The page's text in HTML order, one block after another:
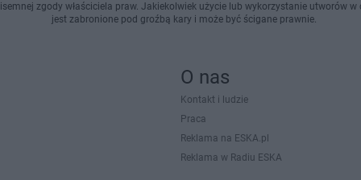
zgody właściciela praw. Jakiekolwiek użycie lub wykorzystanie utworów
jest zabronione pod groźbą kary i może być ścigane prawnie.
O nas
Kontakt i ludzie
Praca
Reklama na ESKA.pl
Reklama w Radiu ESKA